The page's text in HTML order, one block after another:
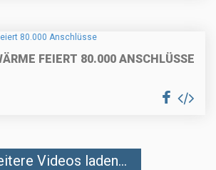
FEIERT 80.000 ANSCHLÜSSE
Videos laden...